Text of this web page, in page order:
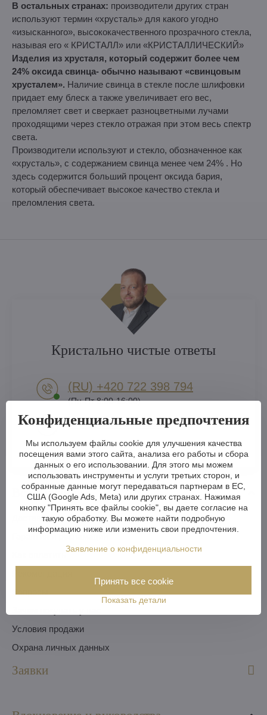
В остальных странах: производители других стран
используют термин «хрусталь» для какого угодно
«изысканного», высококачественного прозрачного стекла,
называя его « КРИСТАЛЛ» или «КРИСТАЛЛИЧЕСКИЙ»
Изделия из хрусталя, который содержит более чем
24% оксида свинца- обычно называют «свинцовым
хрусталем». Наличие свинца в стекле после шлифовки
придает ему блеск а также увеличивает его вес,
преломляет свет и сверкает разноцветными лучами
проходящими через стекло отражая при этом весь спектр
света.
Производители используют и стекло, обозначенное как
«хрусталь», с содержанием свинца менее чем 24% . Но
здесь содержится больший процент оксида бария,
который обеспечивает высокое качество стекла и
преломления света.
Все о покупке
Доставка и оплата
Гарантия и рекламации
Условия продажи
Охрана личных данных
Заявки
Кристально чистые ответы
(RU) +420 722 398 794​
(Пн-Пт 8:00-16:00)
feix​@artcrystal​.cz
Конфиденциальные предпочтения
Мы используем файлы cookie для улучшения качества
посещения вами этого сайта, анализа его работы и сбора
данных о его использовании. Для этого мы можем
использовать инструменты и услуги третьих сторон, и
собранные данные могут передаваться партнерам в ЕС,
США (Google Ads, Meta) или других странах. Нажимая
кнопку "Принять все файлы cookie", вы даете согласие на
такую обработку. Вы можете найти подробную
информацию ниже или изменить свои предпочтения.
Заявление о конфиденциальности
Показать детали
Принять все cookie